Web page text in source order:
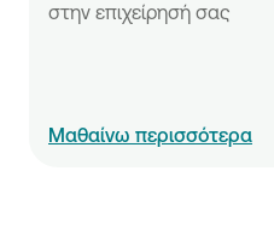
στην επιχείρησή σας
Μαθαίνω περισσότερα